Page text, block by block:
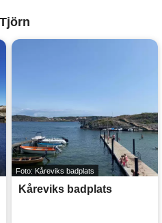
Foto: Kåreviks badplats
Kåreviks badplats